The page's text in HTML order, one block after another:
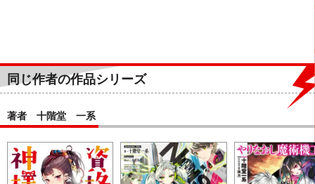
同じ作者の作品シリーズ
著者 十階堂 一系